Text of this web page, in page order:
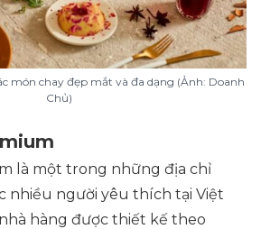
món chay đẹp mắt và đa dạng (Ảnh: Doanh
Chủ)
là một trong những địa chỉ
nhiều người yêu thích tại Việt
hàng được thiết kế theo